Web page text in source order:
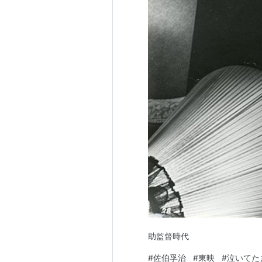
助監督時代
#佐伯孚治 #東映 #泣いてた